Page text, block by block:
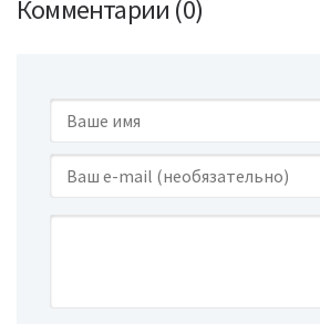
Комментарии (0)